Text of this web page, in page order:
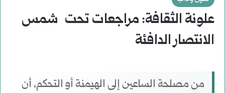
علونة الثقافة: مراجعات تحت شمس
الانتصار الدافئة
من مصلحة الساعين إلى الهيمنة أو التحكم، أن